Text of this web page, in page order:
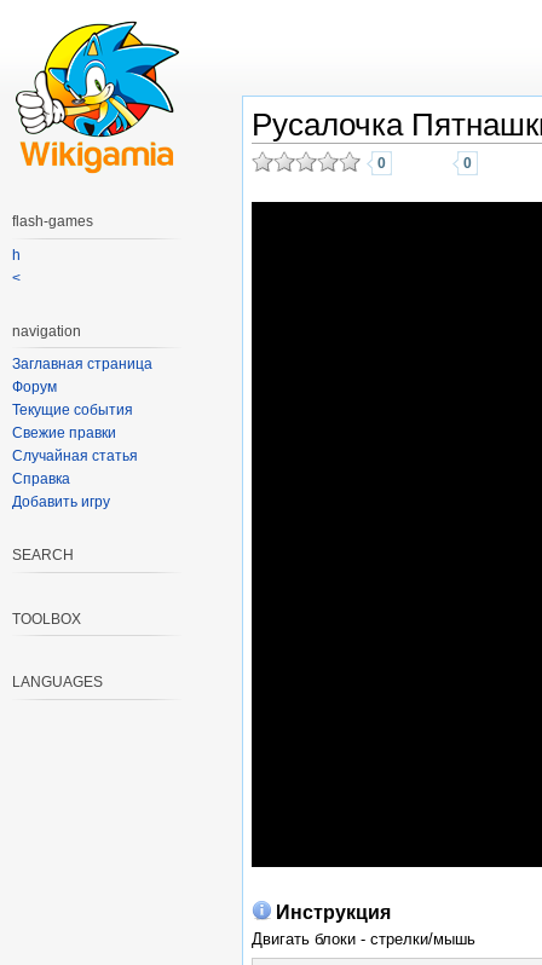
Русалочка
0 0
Инструкция
Двигать блоки - стрелки/мышь
flash-games
h
<
navigation
Заглавная страница
Форум
Текущие события
Свежие правки
Случайная статья
Справка
Добавить игру
SEARCH
TOOLBOX
LANGUAGES